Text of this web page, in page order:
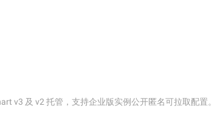
v3 及 v2 托管，支持企业版实例公开匿名可拉取配置。